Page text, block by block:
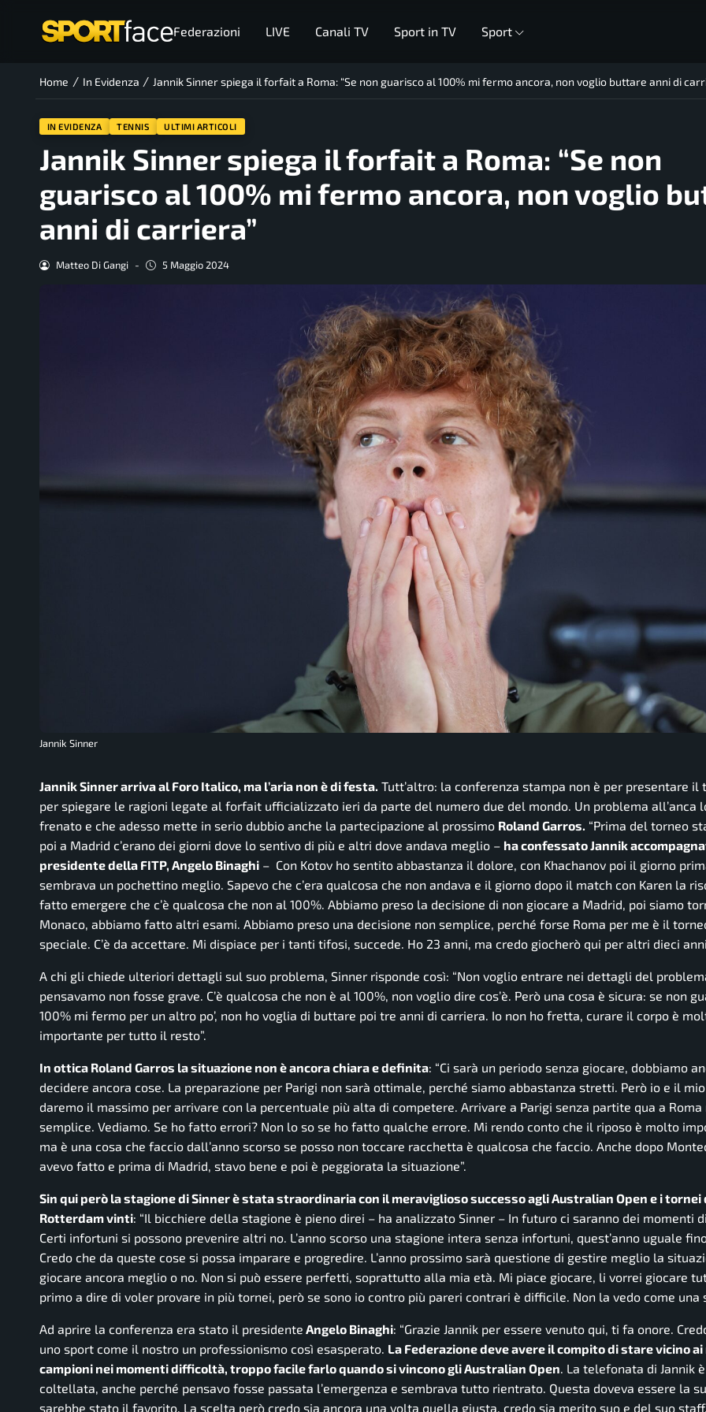
Federazioni LIVE Canali TV Sport in TV Sport
Home / In Evidenza / Jannik Sinner spiega il forfait a Roma: “Se non guarisco al 100% mi fermo ancora, non voglio buttare anni di
IN EVIDENZA TENNIS ULTIMI ARTICOLI
Jannik Sinner spiega il forfait a Roma: “Se non
guarisco al 100% mi fermo ancora, non voglio
anni di carriera”
Matteo Di Gangi - 5 Maggio 2024
Jannik Sinner
Jannik Sinner arriva al Foro Italico, ma l’aria non è di festa. Tutt’altro: la conferenza stampa non è per presentare il
per spiegare le ragioni legate al forfait ufficializzato ieri da parte del numero due del mondo. Un problema all’anca
frenato e che adesso mette in serio dubbio anche la partecipazione al prossimo Roland Garros. “Prima del torneo
poi a Madrid c’erano dei giorni dove lo sentivo di più e altri dove andava meglio – ha confessato Jannik
presidente della FITP, Angelo Binaghi – Con Kotov ho sentito abbastanza il dolore, con Khachanov poi il giorno
sembrava un pochettino meglio. Sapevo che c’era qualcosa che non andava e il giorno dopo il match con Karen la
fatto emergere che c’è qualcosa che non al 100%. Abbiamo preso la decisione di non giocare a Madrid, poi siamo
Monaco, abbiamo fatto altri esami. Abbiamo preso una decisione non semplice, perché forse Roma per me è il
speciale. C’è da accettare. Mi dispiace per i tanti tifosi, succede. Ho 23 anni, ma credo giocherò qui per altri dieci anni
A chi gli chiede ulteriori dettagli sul suo problema, Sinner risponde così: “Non voglio entrare nei dettagli del
pensavamo non fosse grave. C’è qualcosa che non è al 100%, non voglio dire cos’è. Però una cosa è sicura: se non
100% mi fermo per un altro po’, non ho voglia di buttare poi tre anni di carriera. Io non ho fretta, curare il corpo è
importante per tutto il resto”.
In ottica Roland Garros la situazione non è ancora chiara e definita: “Ci sarà un periodo senza giocare, dobbiamo
decidere ancora cose. La preparazione per Parigi non sarà ottimale, perché siamo abbastanza stretti. Però io e il
daremo il massimo per arrivare con la percentuale più alta di competere. Arrivare a Parigi senza partite qua a Roma
semplice. Vediamo. Se ho fatto errori? Non lo so se ho fatto qualche errore. Mi rendo conto che il riposo è molto
ma è una cosa che faccio dall’anno scorso se posso non toccare racchetta è qualcosa che faccio. Anche dopo
avevo fatto e prima di Madrid, stavo bene e poi è peggiorata la situazione”.
Sin qui però la stagione di Sinner è stata straordinaria con il meraviglioso successo agli Australian Open e i tornei
Rotterdam vinti: “Il bicchiere della stagione è pieno direi – ha analizzato Sinner – In futuro ci saranno dei momenti
Certi infortuni si possono prevenire altri no. L’anno scorso una stagione intera senza infortuni, quest’anno uguale
Credo che da queste cose si possa imparare e progredire. L’anno prossimo sarà questione di gestire meglio la
giocare ancora meglio o no. Non si può essere perfetti, soprattutto alla mia età. Mi piace giocare, li vorrei giocare
primo a dire di voler provare in più tornei, però se sono io contro più pareri contrari è difficile. Non la vedo come una
Ad aprire la conferenza era stato il presidente Angelo Binaghi: “Grazie Jannik per essere venuto qui, ti fa onore.
uno sport come il nostro un professionismo così esasperato. La Federazione deve avere il compito di stare vicino
campioni nei momenti difficoltà, troppo facile farlo quando si vincono gli Australian Open . La telefonata di Jannik
coltellata, anche perché pensavo fosse passata l’emergenza e sembrava tutto rientrato. Questa doveva essere la
sarebbe stato il favorito. La scelta però credo sia ancora una volta quella giusta, credo sia merito suo e del suo